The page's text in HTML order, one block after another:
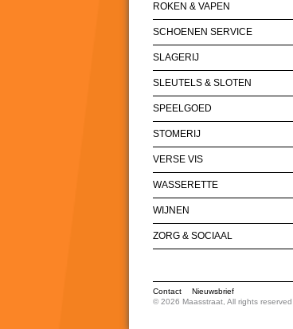
ROKEN & VAPEN
SCHOENEN SERVICE
SLAGERIJ
SLEUTELS & SLOTEN
SPEELGOED
STOMERIJ
VERSE VIS
WASSERETTE
WIJNEN
ZORG & SOCIAAL
Contact
Nieuwsbrief
© 2026 Maasstraat, All rights reserved